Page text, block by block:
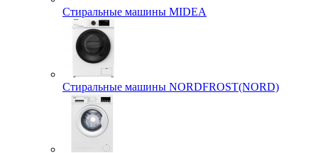
Стиральные машины MIDEA
Стиральные машины NORDFROST(NORD)